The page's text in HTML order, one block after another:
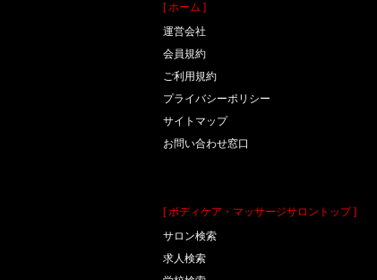
[ ホーム ]
運営会社
会員規約
ご利用規約
プライバシーポリシー
サイトマップ
お問い合わせ窓口
[ ボディケア・マッサージサロントップ ]
サロン検索
求人検索